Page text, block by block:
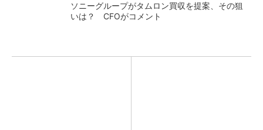
ソニーグループがタムロン買収を提案、その狙
いは？ CFOがコメント